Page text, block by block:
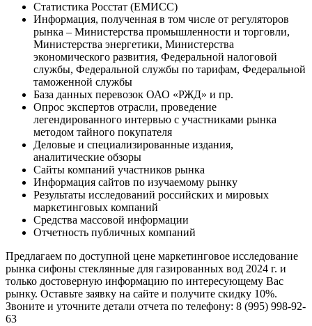
Статистика Росстат (ЕМИСС)
Информация, полученная в том числе от регуляторов
рынка – Министерства промышленности и торговли,
Министерства энергетики, Министерства
экономического развития, Федеральной налоговой
службы, Федеральной службы по тарифам, Федеральной
таможенной службы
База данных перевозок ОАО «РЖД» и пр.
Опрос экспертов отрасли, проведение
легендированного интервью с участниками рынка
методом тайного покупателя
Деловые и специализированные издания,
аналитические обзоры
Сайты компаний участников рынка
Информация сайтов по изучаемому рынку
Результаты исследований российских и мировых
маркетинговых компаний
Средства массовой информации
Отчетность публичных компаний
Предлагаем по доступной цене маркетинговое исследование
рынка сифоны стеклянные для газированных вод 2024 г. и
только достоверную информацию по интересующему Вас
рынку. Оставьте заявку на сайте и получите скидку 10%.
Звоните и уточните детали отчета по телефону: 8 (995) 998-92-
63